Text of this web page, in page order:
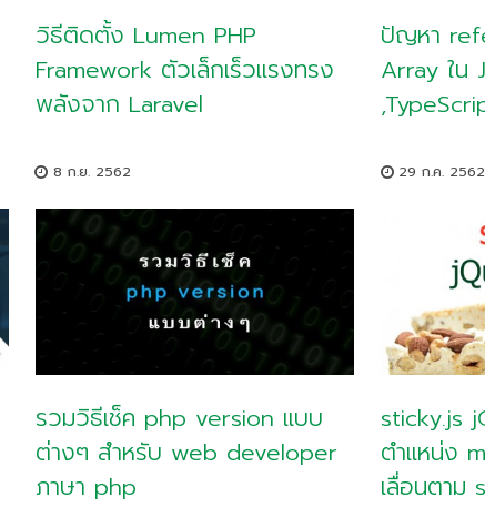
วิธีติดตั้ง Lumen PHP
Framework ตัวเล็กเร็วแรงทรง
พลังจาก Laravel
8 ก.ย. 2562
ปัญหา
Array ใน
29 ก.ค. 2562
รวมวิธีเช็ค php version แบบ
ต่างๆ สำหรับ web developer
ภาษา php
sticky.js
ตำแหน่ง
เลื่อนตาม